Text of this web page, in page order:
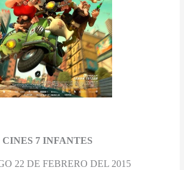
CINES 7 INFANTES
22 DE FEBRERO DEL 2015